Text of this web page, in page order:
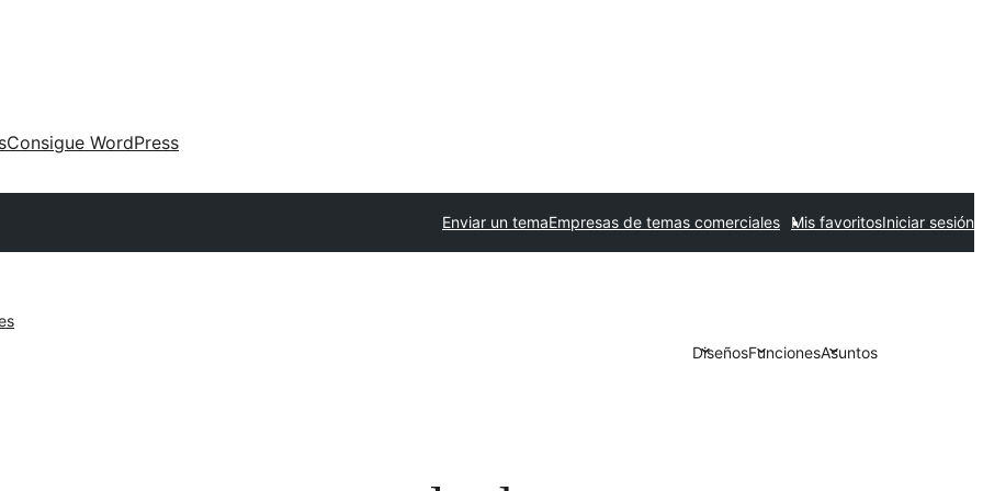
Consigue WordPress
Enviar un temaEmpresas de temas comerciales Mis favoritosIniciar sesión
DiseñosFuncionesAsuntos